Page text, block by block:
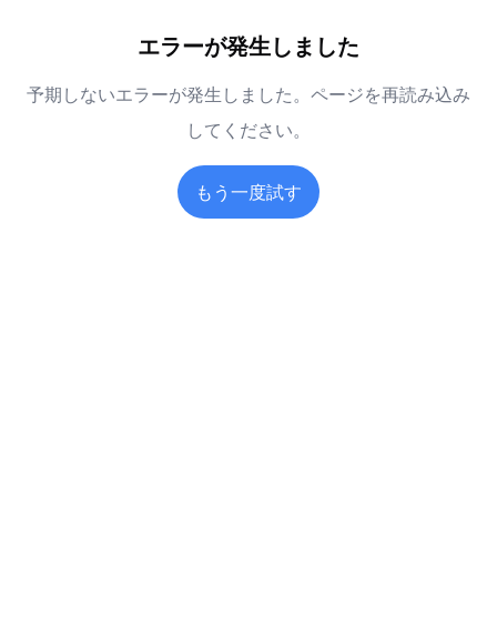
エラーが発生しました
予期しないエラーが発生しました。ページを再読み込み
してください。
もう一度試す